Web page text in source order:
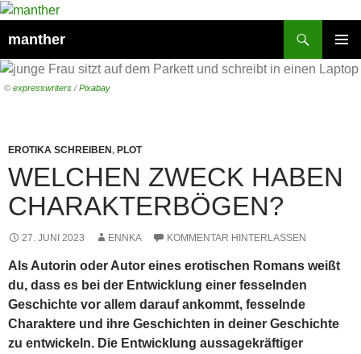
manther
MENÜ
INHALT
SPRINGEN
© expresswriters /Pixabay
EROTIKA SCHREIBEN, PLOT
WELCHEN ZWECK HABEN
CHARAKTERBÖGEN?
27. JUNI 2023 ENNKA KOMMENTAR HINTERLASSEN
Als Autorin oder Autor eines erotischen Romans weißt
du, dass es bei der Entwicklung einer fesselnden
Geschichte vor allem darauf ankommt, fesselnde
Charaktere und ihre Geschichten in deiner Geschichte
zu entwickeln. Die Entwicklung aussagekräftiger